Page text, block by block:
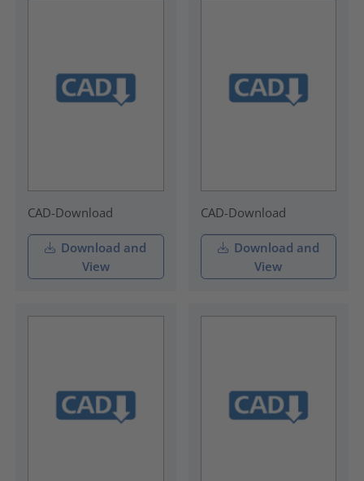
CAD-Download
Download and
View
CAD-Download
Download and
View